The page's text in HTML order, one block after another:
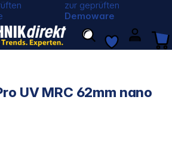
zur geprüften
Demoware
UV MRC 62mm nano